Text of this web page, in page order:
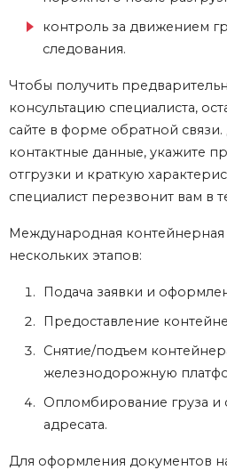
контроль за движением
следования.
Чтобы получить
консультацию специалиста,
сайте в форме обратной связи.
контактные данные, укажите
отгрузки и краткую
специалист перезвонит вам в
Международная контейнерная
нескольких этапов:
Подача заявки и
Предоставление
Снятие/подъем
железнодорожную
Опломбирование груза
адресата.
Для оформления документов